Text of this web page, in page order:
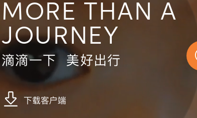
MORE THAN A
JOURNEY
滴滴一下 美好出行
下载客户端